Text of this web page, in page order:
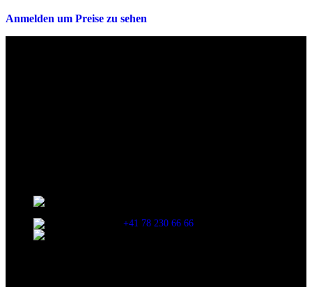
Anmelden um Preise zu sehen
+41 78 230 66 66